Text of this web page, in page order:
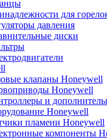
для
давления
диски
клапаны Honeywell
Honeywell
и
Honeywell
пламени Honeywell
компоненты